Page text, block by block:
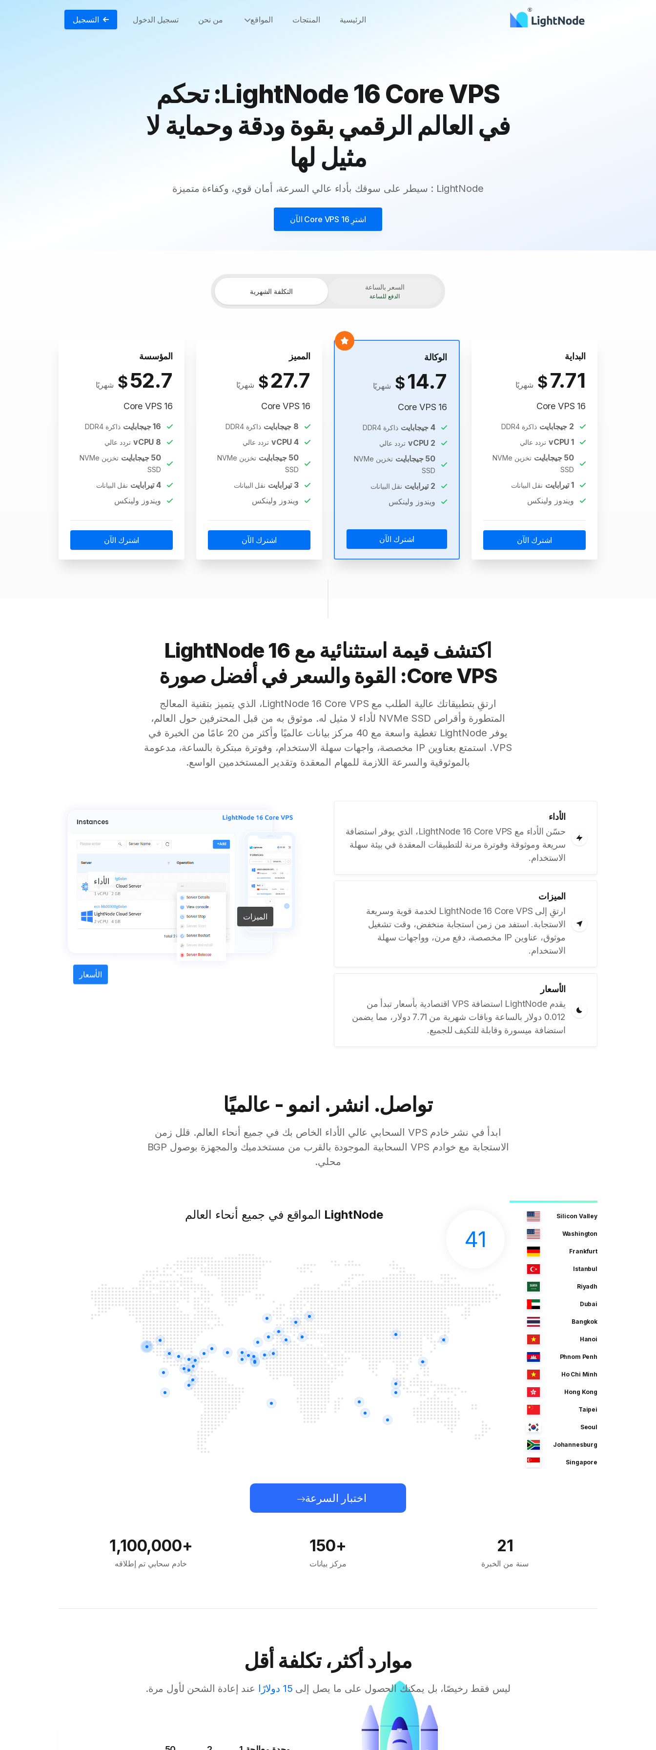
الرئيسية المنتجات المواقع من نحن تسجيل الدخول التسجيل
LightNode 16 Core VPS: تحكم
في العالم الرقمي بقوة ودقة وحماية لا
مثيل لها
LightNode : سيطر على سوقك بأداء عالي السرعة، أمان قوي، وكفاءة متميزة
اشترِ 16 Core VPS الآن
السعر بالساعة
الدفع للساعة
التكلفة الشهرية
البداية
7.71
$ شهريًا
16 Core VPS
2 جيجابايت ذاكرة DDR4
1
vCPU تردد عالي
50 جيجابايت
تخزين NVMe
SSD
1تيرابايت نقل البيانات
ويندوز ولينكس
اشترك الآن
الوكالة
14.7
$ شهريًا
16 Core VPS
4جيجابايت ذاكرة DDR4
2 تردد عالي
50 جيجابايت
تخزين NVMe
SSD
2 تيرابايت نقل البيانات
ويندوز ولينكس
اشترك الآن
المميز
27.7
$ شهريًا
16 Core VPS
8 جيجابايت ذاكرة DDR4
4
vCPU تردد عالي
50 جيجابايت
تخزين NVMe
SSD
3 تيرابايت نقل البيانات
ويندوز ولينكس
اشترك الآن
المؤسسة
52.7
$ شهريًا
16 Core VPS
16جيجابايت ذاكرة DDR4
8 تردد عالي
50 جيجابايت
تخزين NVMe
SSD
4تيرابايت نقل البيانات
ويندوز ولينكس
اشترك الآن
اكتشف قيمة استثنائية مع LightNode 16
Core VPS: القوة والسعر في أفضل صورة
ارتقِ بتطبيقاتك عالية الطلب مع LightNode 16 Core VPS، الذي يتميز بتقنية المعالج
المتطورة وأقراص NVMe SSD لأداء لا مثيل له. موثوق به من قبل المحترفين حول العالم،
يوفر LightNode تغطية واسعة مع 40 مركز بيانات عالميًا وأكثر من 20 عامًا من الخبرة في
VPS. استمتع بعناوين IP مخصصة، واجهات سهلة الاستخدام، وفوترة مبتكرة بالساعة، مدعومة
بالموثوقية والسرعة اللازمة للمهام المعقدة وتقدير المستخدمين الواسع.
الأداء
حسّن الأداء مع LightNode 16 Core VPS، الذي يوفر استضافة
سريعة وموثوقة وفوترة مرنة للتطبيقات المعقدة في بيئة سهلة
الاستخدام.
الميزات
ارتقِ إلى LightNode 16 Core VPS لخدمة قوية وسريعة
الاستجابة. استفد من زمن استجابة منخفض، وقت تشغيل
موثوق، عناوين IP مخصصة، دفع مرن، وواجهات سهلة
الاستخدام.
الأسعار
يقدم LightNode استضافة VPS اقتصادية بأسعار تبدأ من
0.012 دولار بالساعة وباقات شهرية من 7.71 دولار، مما يضمن
استضافة ميسورة وقابلة للتكيف للجميع.
الأداء
الميزات
الأسعار
تواصل. انشر. انمو - عالميًا
ابدأ في نشر خادم VPS السحابي عالي الأداء الخاص بك في جميع أنحاء العالم. قلل زمن
الاستجابة مع خوادم VPS السحابية الموجودة بالقرب من مستخدميك والمجهزة بوصول BGP
محلي.
Silicon Valley
Washington
Frankfurt
Istanbul
Riyadh
Dubai
Bangkok
Hanoi
Phnom Penh
Ho Chi Minh
Hong Kong
Taipei
Seoul
Johannesburg
Singapore
LightNode المواقع في جميع أنحاء العالم
41
اختبار السرعة
21
سنة من الخبرة
+150
مركز بيانات
+1,100,000
خادم سحابي تم إطلاقه
موارد أكثر، تكلفة أقل
ليس فقط رخيصًا، بل يمكنك الحصول على ما يصل إلى 15 دولارًا عند إعادة الشحن لأول مرة.